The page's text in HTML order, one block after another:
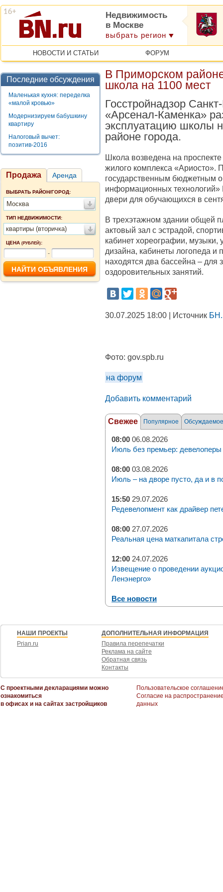
Недвижимость
в Москве
выбрать регион
НОВОСТИ И СТАТЬИ ФОРУМ
Последние обсуждения
Маленькая кухня: переделка
«малой кровью»
Модернизируем бабушкину
квартиру
Налоговый вычет:
позитив-2016
Продажа Аренда
ВЫБРАТЬ РАЙОН/ГОРОД:
Москва
ТИП НЕДВИЖИМОСТИ:
квартиры (вторичка)
ЦЕНА (РУБЛЕЙ):
-
В Приморском
школа на 1100 мест
Госстройнадзор
«Арсенал-Каменка»
эксплуатацию школы
районе города.
Школа возведена на
жилого комплекса «Ариосто».
государственным бюджетным
информационных технологий»
двери для обучающихся в
В трехэтажном здании общей
актовый зал с эстрадой,
кабинет хореографии, музыки,
дизайна, кабинеты логопеда и
находятся два бассейна – для
оздоровительных занятий.
30.07.2025 18:00 | Источник
Фото: gov.spb.ru
на форум
Добавить комментарий
Свежее Популярное Обсуждаемое
08:00 06.08.2026
Июль без премьер: девелоперы
08:00 03.08.2026
Июль – на дворе пусто, да и в
15:50 29.07.2026
Редевелопмент как драйвер
08:00 27.07.2026
Реальная цена маткапитала
12:00 24.07.2026
Извещение о проведении
Ленэнерго»
Все новости
НАШИ ПРОЕКТЫ
Prian.ru
ДОПОЛНИТЕЛЬНАЯ ИНФОРМАЦИЯ
Правила перепечатки
Реклама на сайте
Обратная связь
Контакты
С проектными декларациями можно
ознакомиться
в офисах и на сайтах застройщиков
Пользовательское
Согласие на
данных